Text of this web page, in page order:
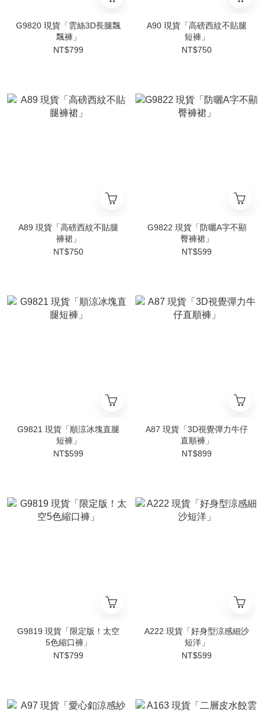
G9820 現貨「雲絲3D長腿飄
飄褲」
NT$799
A90 現貨「高磅西紋不貼腿
短褲」
NT$750
A89 現貨「高磅西紋不貼腿
褲裙」
NT$750
G9822 現貨「防曬A字不顯
臀褲裙」
NT$599
G9821 現貨「順涼冰塊直腿
短褲」
NT$599
A87 現貨「3D視覺彈力牛仔
直順褲」
NT$899
G9819 現貨「限定版！太空
5色縮口褲」
NT$799
A222 現貨「好身型涼感細沙
短洋」
NT$599